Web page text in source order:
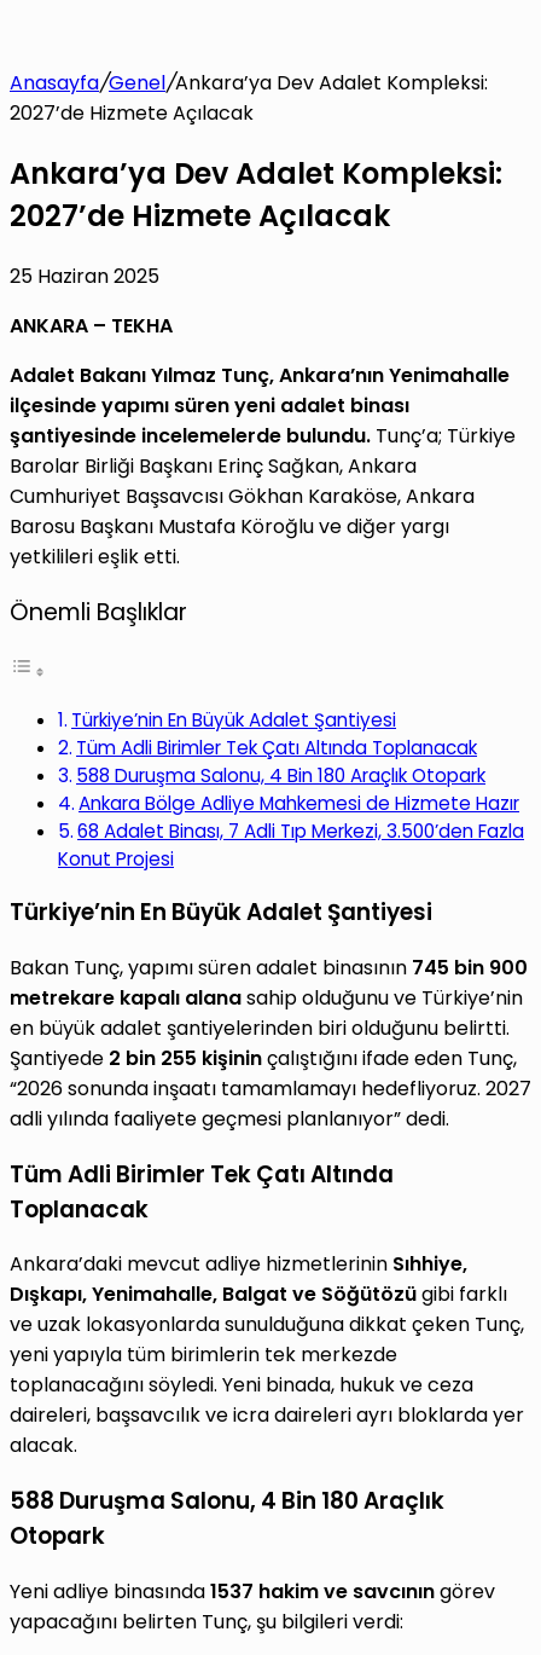
Anasayfa/Genel/Ankara’ya Dev Adalet Kompleksi:
2027’de Hizmete Açılacak
Ankara’ya Dev Adalet Kompleksi:
2027’de Hizmete Açılacak
25 Haziran 2025
ANKARA – TEKHA
Adalet Bakanı Yılmaz Tunç, Ankara’nın Yenimahalle
ilçesinde yapımı süren yeni adalet binası
şantiyesinde incelemelerde bulundu. Tunç’a; Türkiye
Barolar Birliği Başkanı Erinç Sağkan, Ankara
Cumhuriyet Başsavcısı Gökhan Karaköse, Ankara
Barosu Başkanı Mustafa Köroğlu ve diğer yargı
yetkilileri eşlik etti.
Önemli Başlıklar
Türkiye’nin En Büyük Adalet Şantiyesi
Tüm Adli Birimler Tek Çatı Altında Toplanacak
588 Duruşma Salonu, 4 Bin 180 Araçlık Otopark
Ankara Bölge Adliye Mahkemesi de Hizmete Hazır
68 Adalet Binası, 7 Adli Tıp Merkezi, 3.500’den Fazla
Konut Projesi
Türkiye’nin En Büyük Adalet Şantiyesi
Bakan Tunç, yapımı süren adalet binasının 745 bin 900
metrekare kapalı alanasahip olduğunu ve Türkiye’nin
en büyük adalet şantiyelerinden biri olduğunu belirtti.
Şantiyede 2 bin 255 kişininçalıştığını ifade eden Tunç,
“2026 sonunda inşaatı tamamlamayı hedefliyoruz. 2027
adli yılında faaliyete geçmesi planlanıyor” dedi.
Tüm Adli Birimler Tek Çatı Altında
Toplanacak
Ankara’daki mevcut adliye hizmetlerinin Sıhhiye,
Dışkapı, Yenimahalle, Balgat ve Söğütözügibi farklı
ve uzak lokasyonlarda sunulduğuna dikkat çeken Tunç,
yeni yapıyla tüm birimlerin tek merkezde
toplanacağını söyledi. Yeni binada, hukuk ve ceza
daireleri, başsavcılık ve icra daireleri ayrı bloklarda yer
alacak.
588 Duruşma Salonu, 4 Bin 180 Araçlık
Otopark
Yeni adliye binasında1537 hakim ve savcınıngörev
yapacağını belirten Tunç, şu bilgileri verdi: